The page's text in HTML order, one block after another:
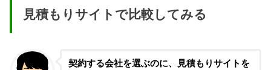
見積もりサイトで比較してみる
契約する会社を選ぶのに、見積もりサイトを